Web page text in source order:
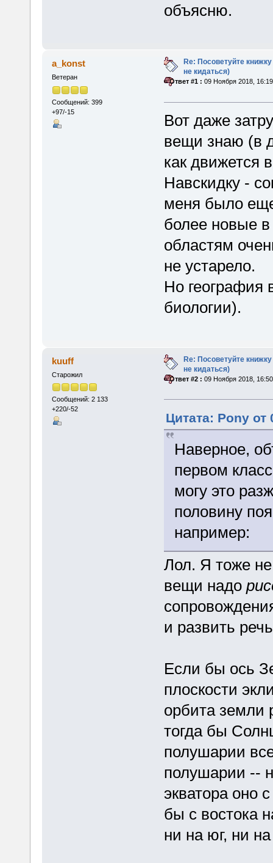
объясню.
a_konst
Ветеран
Сообщений: 399
+97/-15
Re: Посоветуйте
не кидаться)
«Ответ #1 : 09 Ноября 2018,
Вот даже
вещи знаю (в
как движется
Навскидку -
меня было
более новые
областям
не устарело.
Но география
биологии).
kuuff
Старожил
Сообщений: 2 133
+220/-52
Re: Посоветуйте
не кидаться)
«Ответ #2 : 09 Ноября 2018,
Цитата: Pony от
Наверное,
первом
могу это
половину
например:
Лол. Я тоже
вещи надо
и развить
Если бы ось
плоскости
орбита земли
тогда бы
полушарии
полушарии --
экватора оно
бы с востока
ни на юг, ни